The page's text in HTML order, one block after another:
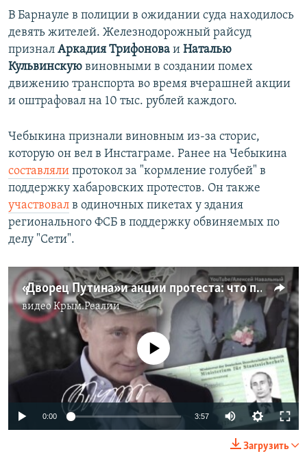
В Барнауле в полиции в ожидании суда находилось
девять жителей. Железнодорожный райсуд
признал Аркадия Трифонова и Наталью
Кульвинскую виновными в создании помех
движению транспорта во время вчерашней акции
и оштрафовал на 10 тыс. рублей каждого.
Чебыкина признали виновным из-за сторис,
которую он вел в Инстаграме. Ранее на Чебыкина
составляли протокол за "кормление голубей" в
поддержку хабаровских протестов. Он также
участвовал в одиночных пикетах у здания
регионального ФСБ в поддержку обвиняемых по
делу "Сети".
«Дворец Путина» и акции протеста: что происходит после ареста Навального (видео)
видеоКрым.Реалии
No media source currently available
0:00 3:57 Auto
240p
Загрузить